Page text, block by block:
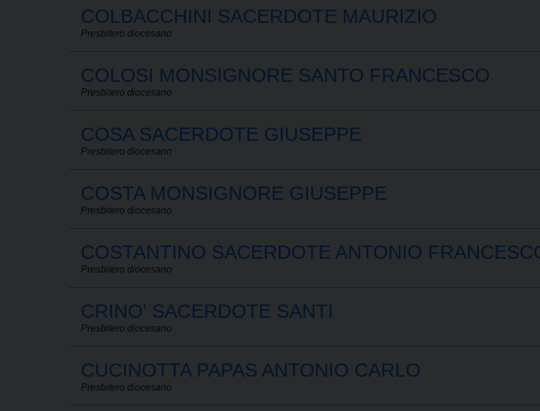
COLBACCHINI SACERDOTE MAURIZIO
Presbitero diocesano
COLOSI MONSIGNORE SANTO FRANCESCO
Presbitero diocesano
COSA SACERDOTE GIUSEPPE
Presbitero diocesano
COSTA MONSIGNORE GIUSEPPE
Presbitero diocesano
COSTANTINO SACERDOTE ANTONIO
Presbitero diocesano
CRINO' SACERDOTE SANTI
Presbitero diocesano
CUCINOTTA PAPAS ANTONIO CARLO
Presbitero diocesano